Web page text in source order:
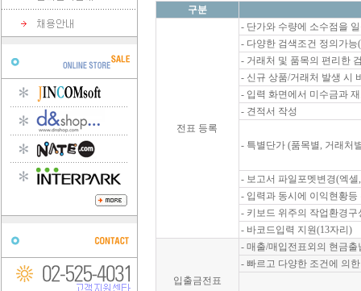
구분
전표 등록
- 단가와 수량에 소수점을
- 다양한 검색조건 정의가능
- 거래처 및 품목의 편리한
- 신규 상품/거래처 발생 시
- 입력 화면에서 미수금과
- 견적서 작성
- 특별단가 (품목별, 거래처
- 보고서 파일포멧변경(엑셀
- 입력과 동시에 이익현황
- 키보드 위주의 작업환경구
- 바코드입력 지원(13자리)
입출금전표
- 매출/매입전표외의 현금
- 빠르고 다양한 조건에 의